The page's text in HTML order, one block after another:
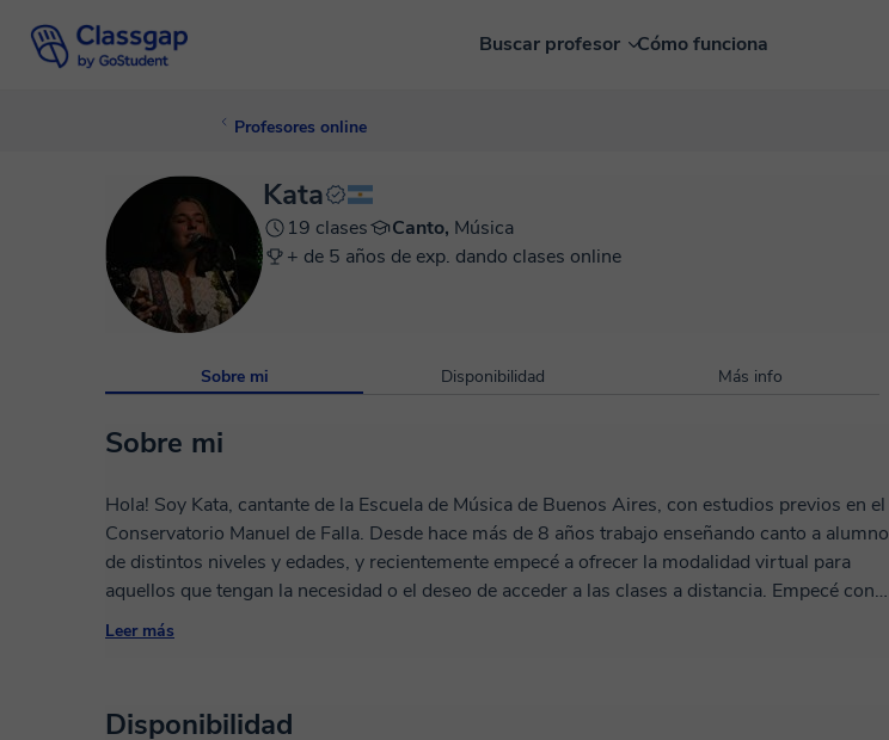
Buscar profesor Cómo funciona
Profesores online
Kata
19 clases Canto, Música
+ de 5 años de exp. dando clases online
Sobre mi Disponibilidad Más info
Sobre mi
Hola! Soy Kata, cantante de la Escuela de Música de Buenos Aires, con estudios previos en el
Conservatorio Manuel de Falla. Desde hace más de 8 años trabajo enseñando canto a alumnos
de distintos niveles y edades, y recientemente empecé a ofrecer la modalidad virtual para
aquellos que tengan la necesidad o el deseo de acceder a las clases a distancia. Empecé con
música estudiando piano en la infancia, y en la adolescencia me incliné por el canto, con el cual
Leer más
Disponibilidad